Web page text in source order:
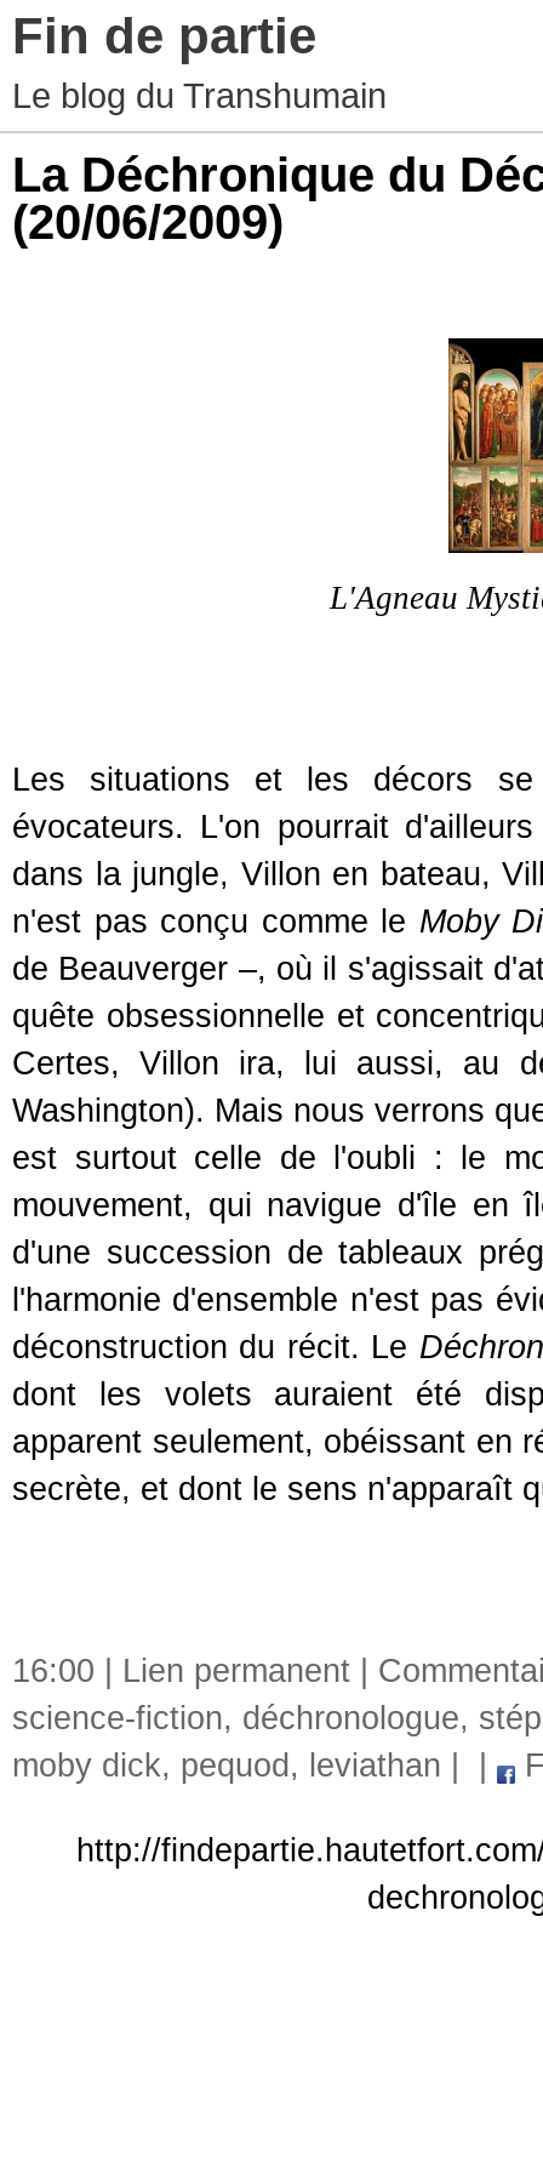
Fin de partie
Le blog du Transhumain
La Déchronique du
(20/06/2009)
L'Agneau
Les situations et les décors se
évocateurs. L'on pourrait
dans la jungle, Villon en bateau,
n'est pas conçu comme le Moby
de Beauverger –, où il s'agissait
quête obsessionnelle et
Certes, Villon ira, lui aussi, au
Washington). Mais nous verrons
est surtout celle de l'oubli : le
mouvement, qui navigue d'île en
d'une succession de tableaux
l'harmonie d'ensemble n'est pas
déconstruction du récit. Le
dont les volets auraient été
apparent seulement, obéissant en
secrète, et dont le sens n'apparaît
16:00 | Lien permanent
science-fiction, déchronologue,
moby dick, pequod , leviathan
http://